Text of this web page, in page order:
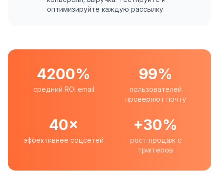
оптимизируйте каждую рассылку.
4200%
средний ROI email
99%
пользователей
проверяют почту
40×
эффективнее соцсетей
+30%
рост продаж с
триггеров